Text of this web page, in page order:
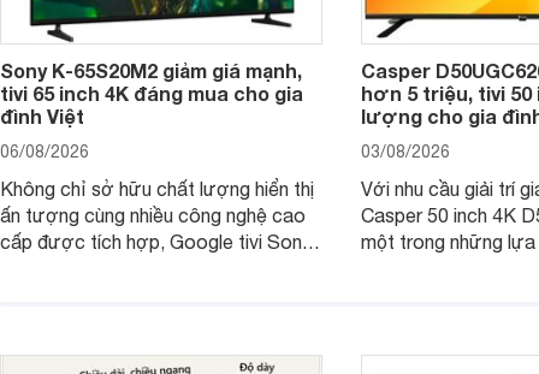
Sony K-65S20M2 giảm giá mạnh,
tivi 65 inch 4K đáng mua cho gia
đình Việt
06/08/2026
Không chỉ sở hữu chất lượng hiển thị
ấn tượng cùng nhiều công nghệ cao
cấp được tích hợp, Google tivi Sony
Casper
hơn 5 triệu, tivi 50
lượng cho gia
03/08/2026
Với nhu cầu giải trí
Casper 50 inch 4K
một trong những lựa